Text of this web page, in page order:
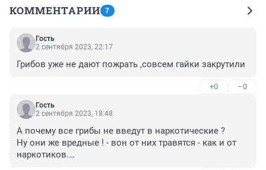
КОММЕНТАРИИ 7
Гость
2 сентября 2023, 22:17
Грибов уже не дают пожрать ,совсем гайки закрутили
+0 –0
Гость
2 сентября 2023, 18:48
А почему все грибы не введут в наркотические ?
Ну они же вредные ! - вон от них травятся - как и от
наркотиков.